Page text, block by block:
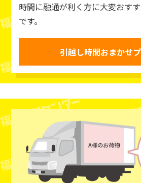
時間に融通が利く方に大変おす
です。
引越し時間おまかせ